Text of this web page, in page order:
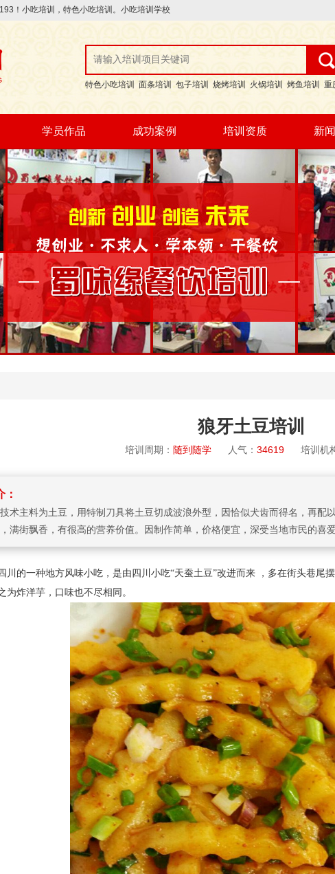
！小吃培训，特色小吃培训。小吃培训学校
特色小吃培训 面条培训 包子培训 烧烤培训 火锅培训 烤鱼培训 重
学员作品
优秀作品
每期作品
成功案例 培训资质 新
公
行
创
有
狼牙土豆培训
培训周期： 随到随学 人气： 34619 培训机
：
术主料为土豆，用特制刀具将土豆切成波浪外型，因恰似犬齿而得名，再配
满街飘香，有很高的营养价值。因制作简单，价格便宜，深受当地市民的喜爱
川的一种地方风味小吃，是由四川小吃“天蚕土豆”改进而来 ，多在街头巷尾
为炸洋芋，口味也不尽相同。